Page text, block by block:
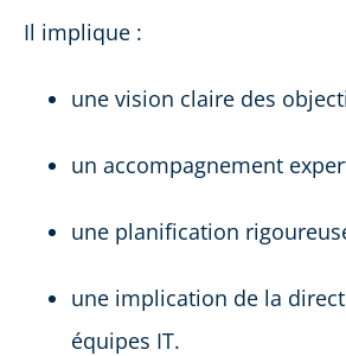
Il implique :
une vision claire des
un accompagnement
une planification
une implication de la
équipes IT.